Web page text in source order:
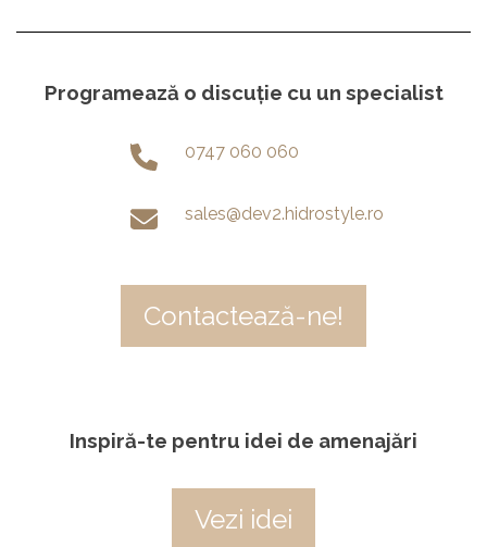
Programează o discuție cu un specialist
0747 060 060
sales@dev2.hidrostyle.ro
Contactează-ne!
Inspiră-te pentru idei de amenajări
Vezi idei